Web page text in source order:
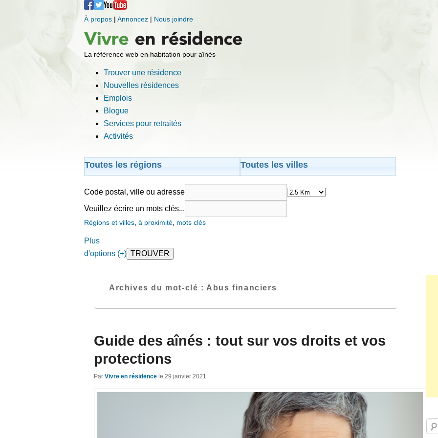
À propos | Annoncez | Nous joindre
La référence web en habitation pour aînés
Trouver une résidence
Nouvelles résidences
Emplois
Blogue
Services pour retraités
Activités
Toutes les régions Toutes les villes
Code postal, ville ou adresse
Veuillez écrire un mots clés...
Régions et villes à proximité mots clés
Plus
d'options (+)
Archives du mot-clé : Abus financiers
Guide des aînés : tout sur vos droits et vos
protections
Par Vivre en résidence le 29 janvier 2021